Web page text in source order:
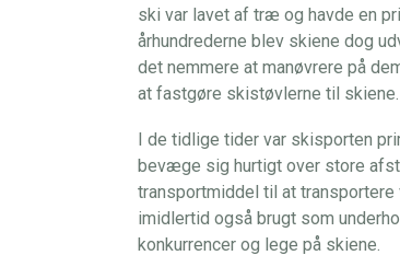
ski var lavet af træ og havde en
århundrederne blev skiene dog
det nemmere at manøvrere på
at fastgøre skistøvlerne til skiene.
I de tidlige tider var skisporten
bevæge sig hurtigt over store
transportmiddel til at
imidlertid også brugt som
konkurrencer og lege på skiene.